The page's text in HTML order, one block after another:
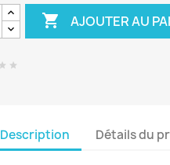
 AJOUTER AU
Description Détails du